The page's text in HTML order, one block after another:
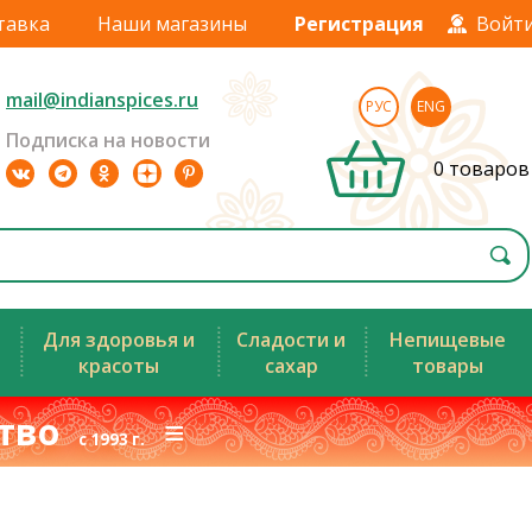
Наши магазины Регистрация
mail@indianspices.ru
Подписка на новости
РУС ENG
0 товаров
Для здоровья и
красоты
Сладости и
сахар
Непищевые
товары
с 1993 г.≡